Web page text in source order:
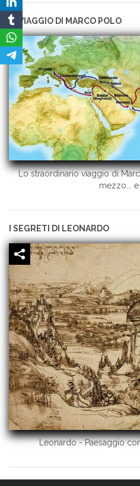
IL VIAGGIO DI MARCO POLO
Lo straordinario viaggio di
mezzo...
I SEGRETI DI LEONARDO
Leonardo - Paesaggio